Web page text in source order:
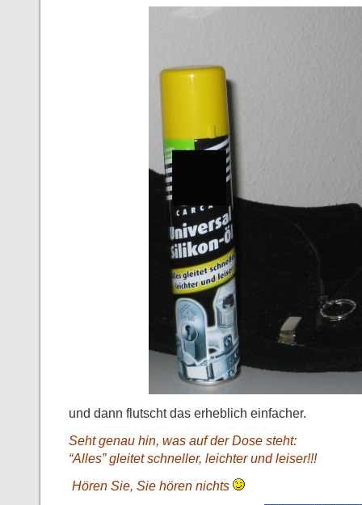
und dann flutscht das erheblich einfacher.
Seht genau hin, was auf der Dose steht:
“Alles” gleitet schneller, leichter und leiser!!!
Hören Sie, Sie hören nichts